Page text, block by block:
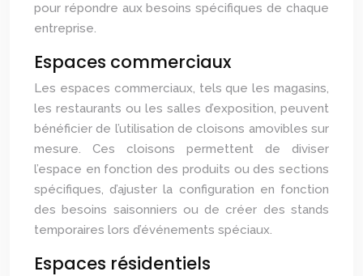
pour répondre aux besoins spécifiques de chaque
entreprise.
Espaces commerciaux
Les espaces commerciaux, tels que les magasins,
les restaurants ou les salles d’exposition, peuvent
bénéficier de l’utilisation de cloisons amovibles sur
mesure. Ces cloisons permettent de diviser
l’espace en fonction des produits ou des sections
spécifiques, d’ajuster la configuration en fonction
des besoins saisonniers ou de créer des stands
temporaires lors d’événements spéciaux.
Espaces résidentiels